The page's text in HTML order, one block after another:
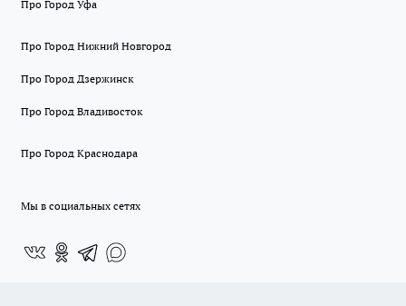
Про Город Уфа
Про Город Нижний Новгород
Про Город Дзержинск
Про Город Владивосток
Про Город Краснодара
Мы в социальных сетях